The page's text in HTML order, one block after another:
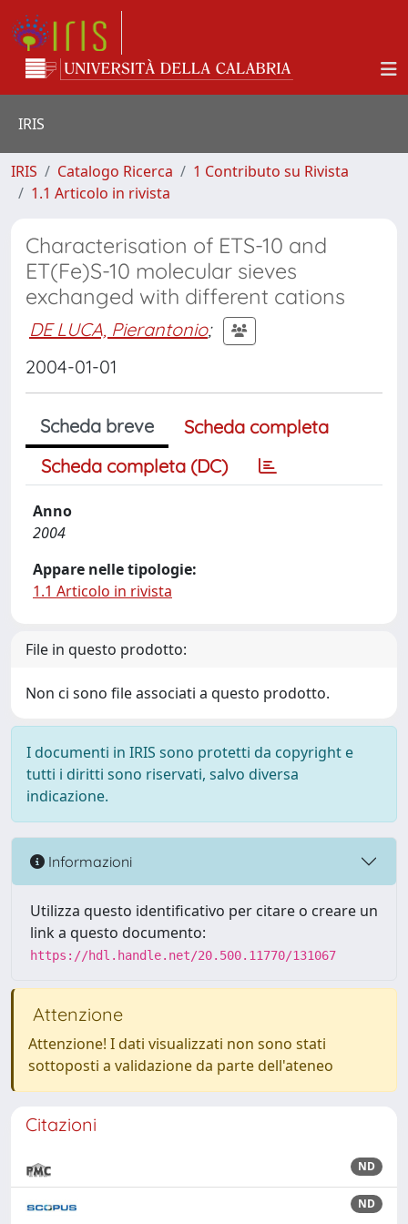
IRIS
IRIS Catalogo Ricerca
1 Contributo su Rivista
1.1 Articolo in rivista
Characterisation of ETS-10 and
ET(Fe)S-10 molecular sieves
exchanged with different cations
DE LUCA, Pierantonio;
2004-01-01
Scheda breve
Scheda completa
Scheda completa (DC)
Anno
2004
Appare nelle tipologie:
1.1 Articolo in rivista
File in questo prodotto:
Non ci sono file associati a questo prodotto.
I documenti in IRIS sono protetti da copyright e
tutti i diritti sono riservati, salvo diversa
indicazione.
Informazioni
Utilizza questo identificativo per citare o creare un
link a questo documento:
https://hdl.handle.net/20.500.11770/131067
Attenzione
Attenzione! I dati visualizzati non sono stati
sottoposti a validazione da parte dell'ateneo
Citazioni
ND
ND